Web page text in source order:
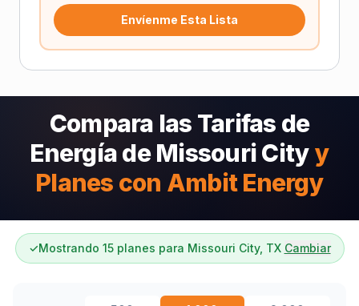
Envíenme Esta Lista
Compara las Tarifas de
Energía de Missouri Cityy
Planes con Ambit Energy
✓Mostrando 15 planes para Missouri City, TX Cambiar